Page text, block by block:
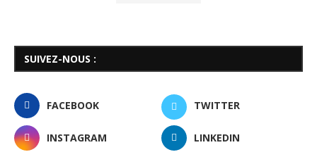
SUIVEZ-NOUS :
FACEBOOK TWITTER
INSTAGRAM LINKEDIN